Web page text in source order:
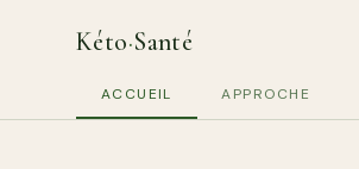
Kéto·Santé
ACCUEIL APPROCHE